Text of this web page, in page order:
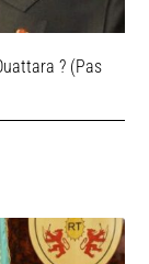
? (Pas